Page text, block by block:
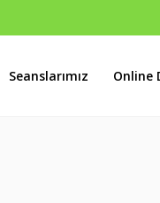
Seanslarımız Online